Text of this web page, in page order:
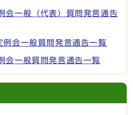
会一般（代表）質問発言通告
会一般質問発言通告一覧
会一般質問発言通告一覧